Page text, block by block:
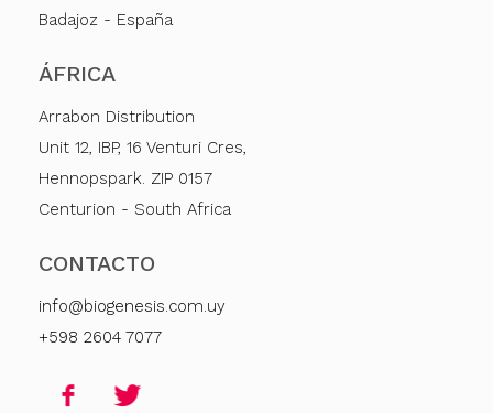
Badajoz - España
ÁFRICA
Arrabon Distribution
Unit 12, IBP, 16 Venturi Cres,
Hennopspark. ZIP 0157
Centurion - South Africa
CONTACTO
info@biogenesis.com.uy
+598 2604 7077